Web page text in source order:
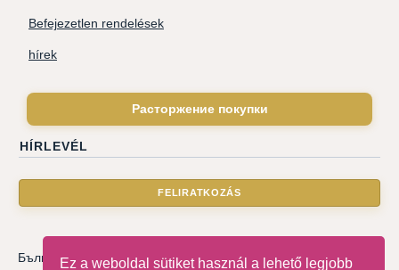
Ez a weboldal sütiket használ a lehető legjobb
Befejezetlen rendelések
hírek
Расторжение покупки
HÍRLEVÉL
Български |Català| Deutsche |Hrvatski|Čeština|Dansk